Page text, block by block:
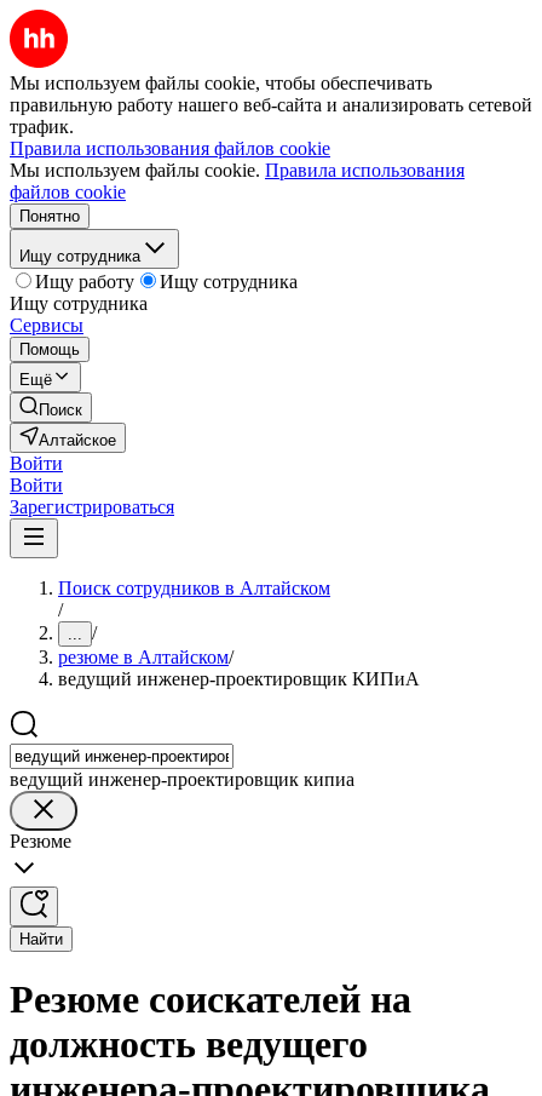
Мы используем файлы cookie, чтобы обеспечивать
правильную работу нашего веб-сайта и анализировать сетевой
трафик.
Правила использования файлов cookie
Мы используем файлы cookie. Правила использования
файлов cookie
Понятно
Ищу сотрудника
Ищу работу
Ищу сотрудника
Ищу сотрудника
Сервисы
Помощь
Ещё
Поиск
Алтайское
Войти
Войти
Зарегистрироваться
Поиск сотрудников в Алтайском
/
... /
резюме в Алтайском/
ведущий инженер-проектировщик КИПиА
ведущий инженер-проектировщик кипиа
Резюме
Найти
Резюме соискателей на
должность ведущего